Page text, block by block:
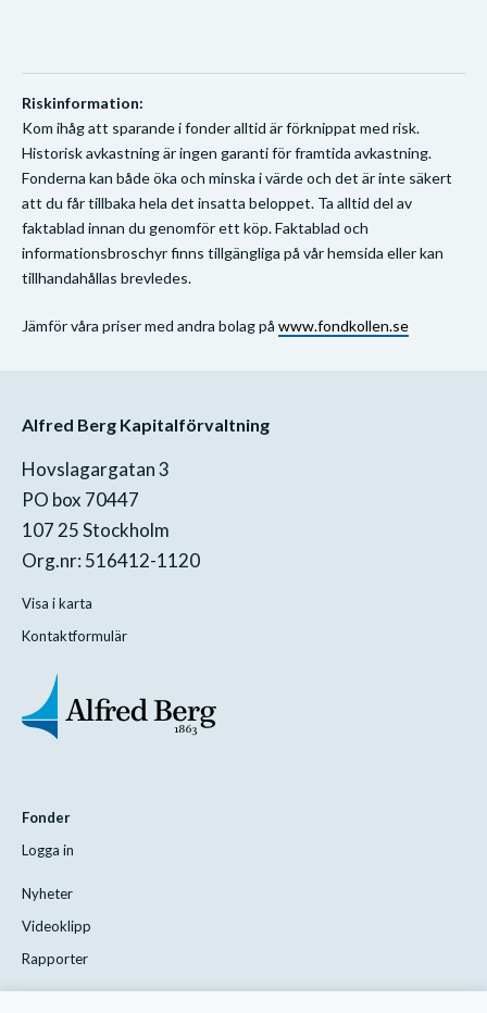
Riskinformation:
Kom ihåg att sparande i fonder alltid är förknippat med risk.
Historisk avkastning är ingen garanti för framtida avkastning.
Fonderna kan både öka och minska i värde och det är inte säkert
att du får tillbaka hela det insatta beloppet. Ta alltid del av
faktablad innan du genomför ett köp. Faktablad och
informationsbroschyr finns tillgängliga på vår hemsida eller kan
tillhandahållas brevledes.
Jämför våra priser med andra bolag på www.fondkollen.se
Alfred Berg Kapitalförvaltning
Hovslagargatan 3
PO box 70447
107 25 Stockholm
Org.nr: 516412-1120
Visa i karta
Kontaktformulär
Fonder
Logga in
Nyheter
Videoklipp
Rapporter